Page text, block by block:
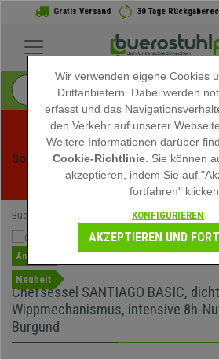
Gratis Versand 30 Tage
Sommerschlussverauf bei
für kurze Zeit - Aktion
Buerostuhlpro Chefsessel
Angebot
Neuheit
Chefsessel SANTIAGO BASIC,
Wippmechanismus, intensive 8h-
Burgund
Wir verwenden eigene Cookies
Drittanbietern. Dabei werden
erfasst und das
den Verkehr auf unserer
Weitere Informationen darüber
Cookie-Richtlinie . Sie können
akzeptieren, indem Sie auf
fortfahren" klicken.
KONFIGURIEREN
AKZEPTIEREN UND